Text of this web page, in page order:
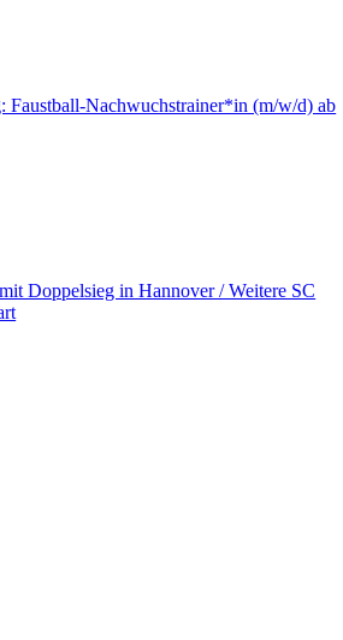
Faustball-Nachwuchstrainer*in (m/w/d) ab
Doppelsieg in Hannover / Weitere SC